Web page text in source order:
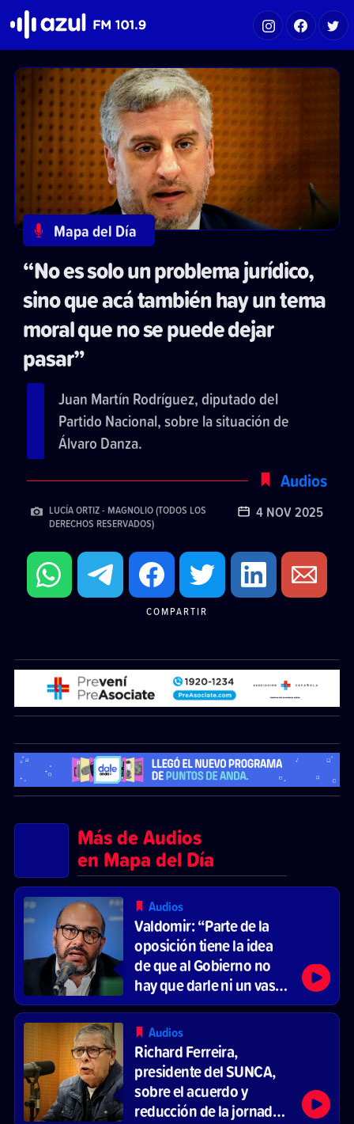
Mapa del Día
“No es solo un problema jurídico,
sino que acá también hay un tema
moral que no se puede dejar
pasar”
Juan Martín Rodríguez, diputado del
Partido Nacional, sobre la situación de
Álvaro Danza.
Audios
LUCÍA ORTIZ - MAGNOLIO (TODOS LOS
DERECHOS RESERVADOS)
4 NOV 2025
COMPARTIR
Más de Audios
en Mapa del Día
Audios
Valdomir: “Parte de la
oposición tiene la idea
de que al Gobierno no
hay que darle ni un vaso
de agua”
Audios
Richard Ferreira,
presidente del SUNCA,
sobre el acuerdo y
reducción de la jornada